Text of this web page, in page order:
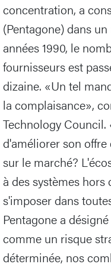
concentration, a
(Pentagone) dans
années 1990, le
fournisseurs est
dizaine. «Un tel
la complaisance»,
Technology
d'améliorer son
sur le marché?
à des systèmes
s'imposer dans
Pentagone a
comme un risque
déterminée, nos